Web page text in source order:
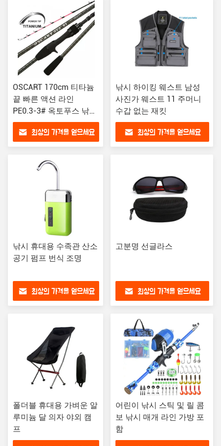
OSCART 170cm 티타늄
끝 빠른 액션 라인
PE0.3-3# 옥토푸스 낚시
막대기
최상의 가격을 얻으세요
낚시 하이킹 웨스트 남성
사진가 웨스트 11 주머니
수갑 없는 재킷
최상의 가격을 얻으세요
낚시 휴대용 수족관 산소
공기 펌프 번식 조명
최상의 가격을 얻으세요
고분명 선글라스
최상의 가격을 얻으세요
폴더블 휴대용 가벼운 알
루미늄 달 의자 야외 캠
프
어린이 낚시 스틱 및 릴 콤
보 낚시 매개 라인 가방 포
함